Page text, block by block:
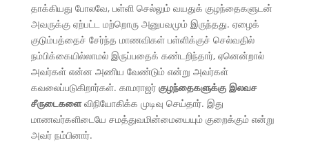
தாக்கியது போலவே, பள்ளி செல்லும் வயதுக் குழந்தைகளுடன்
அவருக்கு ஏற்பட்ட மற்றொரு அனுபவமும் இருந்தது. ஏழைக்
குடும்பத்தைச் சேர்ந்த மாணவிகள் பள்ளிக்குச் செல்வதில்
நம்பிக்கையில்லாமல் இருப்பதைக் கண்டறிந்தார், ஏனென்றால்
அவர்கள் என்ன அணிய வேண்டும் என்று அவர்கள்
கவலைப்படுகிறார்கள். காமராஜர் குழந்தைகளுக்கு இலவச
சீருடைகளைவிநியோகிக்க முடிவு செய்தார். இது
மாணவர்களிடையே சமத்துவமின்மையையும் குறைக்கும் என்று
அவர் நம்பினார்.